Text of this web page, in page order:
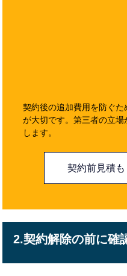
契約後の追加費用を防ぐ
が大切です。第三者の立
します。
契約前見積
2.契約解除の前に確